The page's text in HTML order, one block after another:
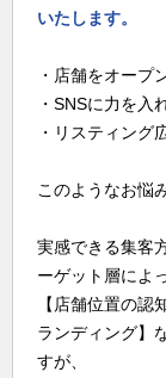
いたします。
・店舗をオープ
・SNSに力を入
・リスティング
このようなお悩
実感できる集客
ーゲット層によ
【店舗位置の
ランディング】
すが、